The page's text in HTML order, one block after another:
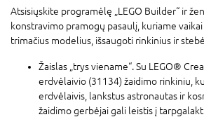
Atsisiųskite programėlę „LEGO Builder“ ir
konstravimo pramogų pasaulį, kuriame
trimačius modelius, išsaugoti rinkinius ir
Žaislas „trys viename“. Su LEGO®
erdvėlaivio (31134) žaidimo rinkiniu,
erdvėlaivis, lankstus astronautas ir
žaidimo gerbėjai gali leistis į